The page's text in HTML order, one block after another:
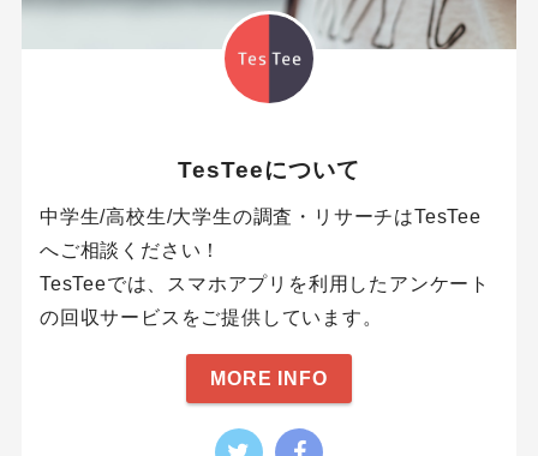
TesTeeについて
中学生/高校生/大学生の調査・リサーチはTesTee
へご相談ください！
TesTeeでは、スマホアプリを利用したアンケート
の回収サービスをご提供しています。
MORE INFO